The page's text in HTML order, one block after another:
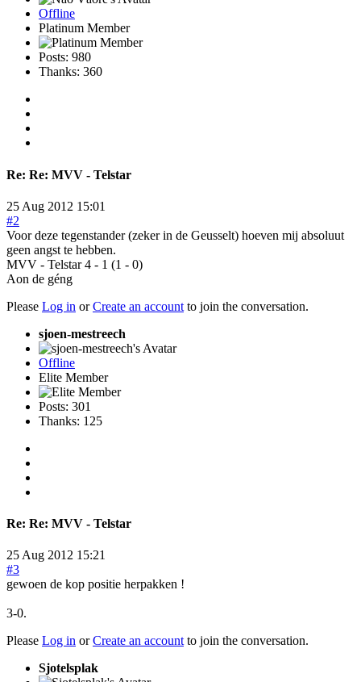
Offline
Platinum Member
Posts: 980
Thanks: 360
Re: Re: MVV - Telstar
25 Aug 2012 15:01
#2
Voor deze tegenstander (zeker in de Geusselt) hoeven mij absoluut
geen angst te hebben.
MVV - Telstar 4 - 1 (1 - 0)
Aon de géng
Please Log in orCreate an account to join the conversation.
sjoen-mestreech
Offline
Elite Member
Posts: 301
Thanks: 125
Re: Re: MVV - Telstar
25 Aug 2012 15:21
#3
gewoen de kop positie herpakken !
3-0.
Please Log in orCreate an accountto join the conversation.
Sjotelsplak